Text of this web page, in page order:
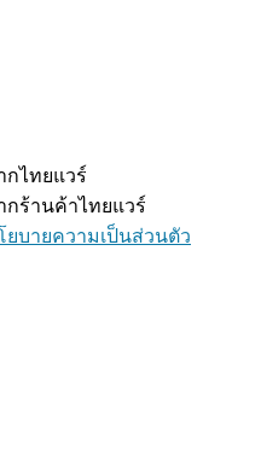
กไทยแวร์
กร้านค้าไทยแวร์
ยบายความเป็นส่วนตัว